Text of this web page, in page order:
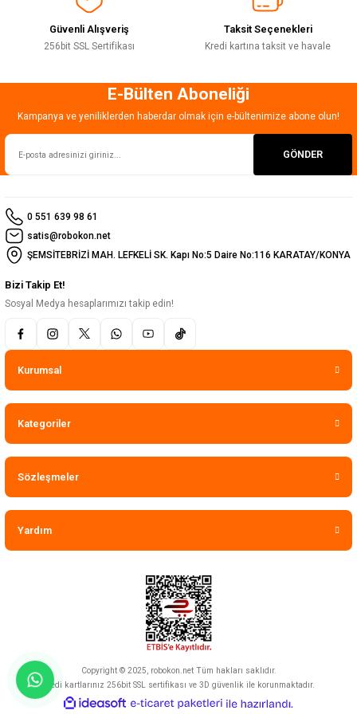
Gönder
Güvenli Alışveriş
256bit SSL Sertifikası
Taksit Seçenekleri
Kredi kartına taksit ve havale
E-Bülten Aboneliği
Kampanya ve yeniliklerden haberdar olmak için e-bültenimize abone olun!
GÖNDER
0 551 639 98 61
satis@robokon.net
ŞEMSİTEBRİZİ MAH. LEFKELİ SK. Kapı No:5 Daire No:116 KARATAY/KONYA
Bizi Takip Et!
Sosyal Medya hesaplarımızı takip edin!
Kurumsal
Kategoriler
Sözleşmeler
Yardım
Copyright © 2025, robokon.net Tüm hakları saklıdır.
Kredi kartlarınız 256bit SSL sertifikası ve 3D güvenlik ile korunmaktadır.
ideasoft
e-